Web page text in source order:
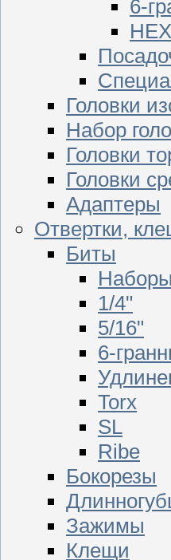
6-
HEX
Головки
Набор
Головки
Головки
Адаптеры
Отвертки,
Биты
Наборы
1/4"
5/16"
6-
Torx
SL
Ribe
Бокорезы
Зажимы
Клещи